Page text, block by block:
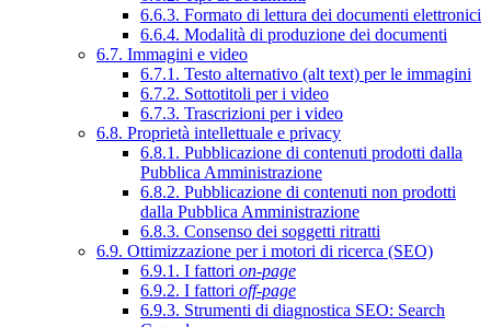
6.6.3. Formato di lettura dei documenti elettronici
6.6.4. Modalità di produzione dei documenti
6.7. Immagini e video
6.7.1. Testo alternativo (alt text) per le immagini
6.7.2. Sottotitoli per i video
6.7.3. Trascrizioni per i video
6.8. Proprietà intellettuale e privacy
6.8.1. Pubblicazione di contenuti prodotti dalla
Pubblica Amministrazione
6.8.2. Pubblicazione di contenuti non prodotti
dalla Pubblica Amministrazione
6.8.3. Consenso dei soggetti ritratti
6.9. Ottimizzazione per i motori di ricerca (SEO)
6.9.1. I fattori on-page
6.9.2. I fattori off-page
6.9.3. Strumenti di diagnostica SEO: Search